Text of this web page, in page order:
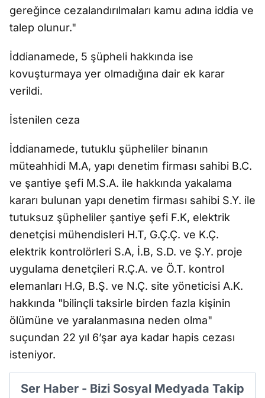
gereğince cezalandırılmaları kamu adına iddia ve
talep olunur."
İddianamede, 5 şüpheli hakkında ise
kovuşturmaya yer olmadığına dair ek karar
verildi.
İstenilen ceza
İddianamede, tutuklu şüpheliler binanın
müteahhidi M.A, yapı denetim firması sahibi B.C.
ve şantiye şefi M.S.A. ile hakkında yakalama
kararı bulunan yapı denetim firması sahibi S.Y. ile
tutuksuz şüpheliler şantiye şefi F.K, elektrik
denetçisi mühendisleri H.T, G.Ç.Ç. ve K.Ç.
elektrik kontrolörleri S.A, İ.B, S.D. ve Ş.Y. proje
uygulama denetçileri R.Ç.A. ve Ö.T. kontrol
elemanları H.G, B.Ş. ve N.Ç. site yöneticisi A.K.
hakkında "bilinçli taksirle birden fazla kişinin
ölümüne ve yaralanmasına neden olma"
suçundan 22 yıl 6’şar aya kadar hapis cezası
isteniyor.
Ser Haber - Bizi Sosyal Medyada Takip